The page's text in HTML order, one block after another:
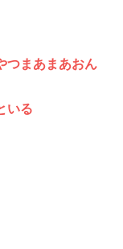
つまあまあおん
いる